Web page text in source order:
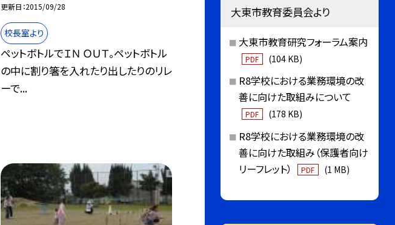
更新日 2015/09/28
校長室より
ペットボトルでＩＮ ＯＵＴ。ペットボトル
の中に割り箸を入れたり出したりのリレ
ーで...
大東市教育委員会より
大東市教育研究フォーラム案内
PDF (104 KB)
R8学校における業務環境の改
善に向けた取組みについて
PDF (178 KB)
R8学校における業務環境の改
善に向けた取組み（保護者向け
リーフレット）
PDF (1 MB)